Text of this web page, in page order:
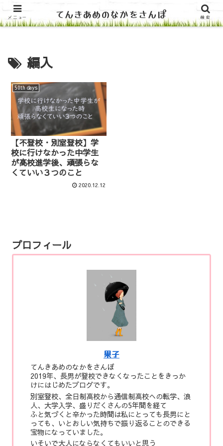
ホーム
編入
50th days
【不登校・別室登校】学
校に行けなかった中学生
が高校進学後、頑張らな
くていい３つのこと
2020.12.12
プロフィール
果子
てんきあめのなかをさんぽ
2019年、長男が登校できなくなったことをきっか
けにはじめたブログです。
別室登校、全日制高校から通信制高校への転学、浪
人、大学入学、盛りだくさんの5年間を経て
ふと気づくと辛かった時間は私にとっても長男にと
っても、いとおしい気持ちで振り返ることのできる
宝物になっていました。
いそいで大人にならなくてもいいと思う
メニュー てんきあめのなかをさんぽ 検索